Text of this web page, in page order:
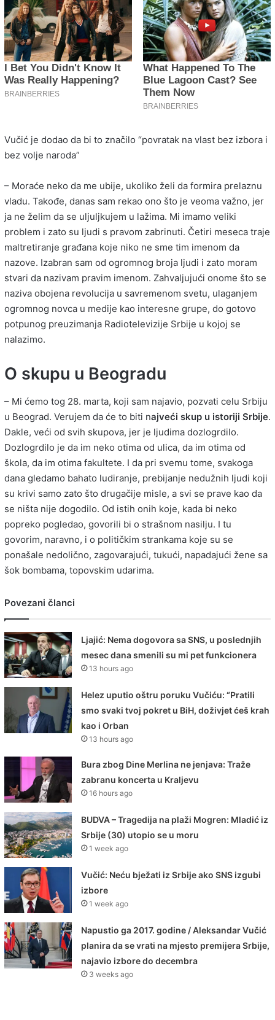
Vučić je dodao da bi to značilo “povratak na vlast bez izbora i
bez volje naroda”
– Moraće neko da me ubije, ukoliko želi da formira prelaznu
vladu. Takođe, danas sam rekao ono što je veoma važno, jer
ja ne želim da se uljuljkujem u lažima. Mi imamo veliki
problem i zato su ljudi s pravom zabrinuti. Četiri meseca traje
maltretiranje građana koje niko ne sme tim imenom da
nazove. Izabran sam od ogromnog broja ljudi i zato moram
stvari da nazivam pravim imenom. Zahvaljujući onome što se
naziva obojena revolucija u savremenom svetu, ulaganjem
ogromnog novca u medije kao interesne grupe, do gotovo
potpunog preuzimanja Radiotelevizije Srbije u kojoj se
nalazimo.
O skupu u Beogradu
– Mi ćemo tog 28. marta, koji sam najavio, pozvati celu Srbiju
u Beograd. Verujem da će to biti najveći skup u istoriji Srbije.
Dakle, veći od svih skupova, jer je ljudima dozlogrdilo.
Dozlogrdilo je da im neko otima od ulica, da im otima od
škola, da im otima fakultete. I da pri svemu tome, svakoga
dana gledamo bahato ludiranje, prebijanje nedužnih ljudi koji
su krivi samo zato što drugačije misle, a svi se prave kao da
se ništa nije dogodilo. Od istih onih koje, kada bi neko
popreko pogledao, govorili bi o strašnom nasilju. I tu
govorim, naravno, i o političkim strankama koje su se
ponašale nedolično, zagovarajući, tukući, napadajući žene sa
šok bombama, topovskim udarima.
Povezani članci
Ljajić: Nema dogovora sa SNS, u poslednjih
mesec dana smenili su mi pet funkcionera
13 hours ago
Helez uputio oštru poruku Vučiću: “Pratili
smo svaki tvoj pokret u BiH, doživjet ćeš krah
kao i Orban
13 hours ago
Bura zbog Dine Merlina ne jenjava: Traže
zabranu koncerta u Kraljevu
16 hours ago
BUDVA – Tragedija na plaži Mogren: Mladić iz
Srbije (30) utopio se u moru
1 week ago
Vučić: Neću bježati iz Srbije ako SNS izgubi
izbore
1 week ago
Napustio ga 2017. godine / Aleksandar Vučić
planira da se vrati na mjesto premijera Srbije,
najavio izbore do decembra
3 weeks ago